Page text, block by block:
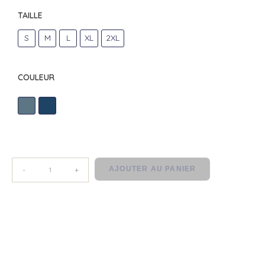
TAILLE
S M L XL 2XL
COULEUR
B/G MINERAL
- + AJOUTER AU PANIER